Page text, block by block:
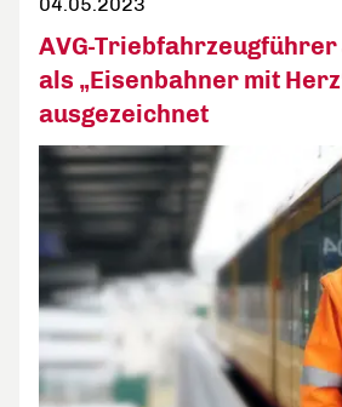
AVG-Triebfahrzeugführer
als „Eisenbahner mit
ausgezeichnet